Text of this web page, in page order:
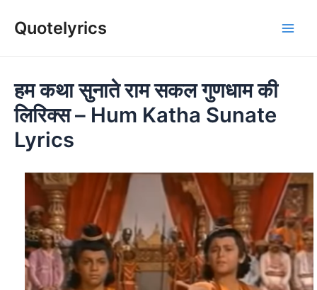
Quotelyrics
हम कथा सुनाते राम सकल गुणधाम की
लिरिक्स – Hum Katha Sunate
Lyrics